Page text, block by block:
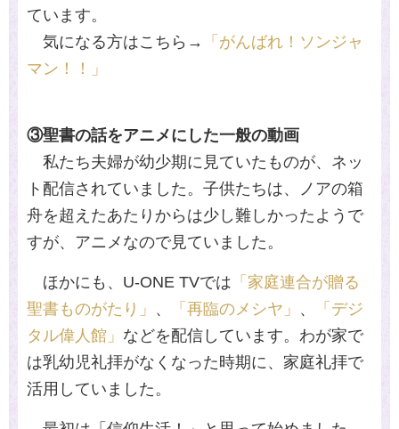
ています。
気になる方はこちら→
「がんばれ！ソンジャ
マン！！」
③聖書の話をアニメにした一般の動画
私たち夫婦が幼少期に見ていたものが、ネッ
ト配信されていました。子供たちは、ノアの箱
舟を超えたあたりからは少し難しかったようで
すが、アニメなので見ていました。
ほかにも、U-ONE TVでは 「家庭連合が贈る
聖書ものがたり」 、 「再臨のメシヤ」 、
「デジ
タル偉人館」 などを配信しています。わが家で
は乳幼児礼拝がなくなった時期に、家庭礼拝で
活用していました。